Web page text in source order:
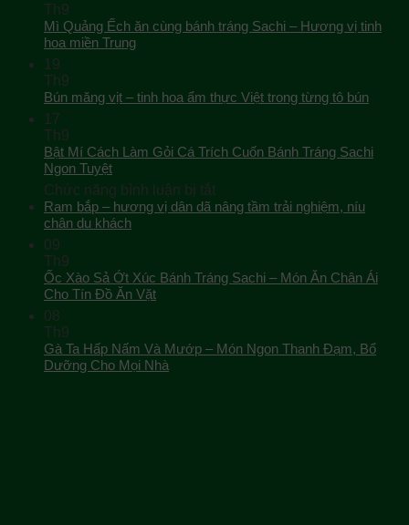
Th9
Mì Quảng Ếch ăn cùng bánh tráng Sachi – Hương vị tinh
hoa miền Trung
19
Th9
Bún măng vịt – tinh hoa ẩm thực Việt trong từng tô bún
17
Th9
Bật Mí Cách Làm Gỏi Cá Trích Cuốn Bánh Tráng Sachi
Ngon Tuyệt
Chức năng bình luận bị tắtở
Bật
Gỏi
Cá
Tráng
Ram bắp – hương vị dân dã nâng tầm trải nghiệm, níu
chân du khách
09
Th9
Ốc Xào Sả Ớt Xúc Bánh Tráng Sachi – Món Ăn Chân Ái
Cho Tín Đồ Ăn Vặt
08
Th9
Gà Ta Hấp Nấm Và Mướp – Món Ngon Thanh Đạm, Bổ
Dưỡng Cho Mọi Nhà